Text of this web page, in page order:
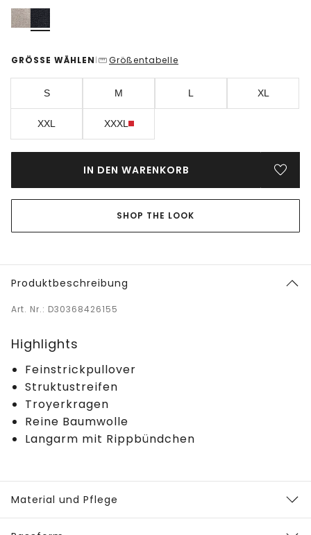
GRÖSSE WÄHLEN | Größentabelle
S M L XL
XXL XXXL
IN DEN WARENKORB
SHOP THE LOOK
Produktbeschreibung
Art. Nr.: D30368426155
Highlights
Feinstrickpullover
Struktustreifen
Troyerkragen
Reine Baumwolle
Langarm mit Rippbündchen
Material und Pflege